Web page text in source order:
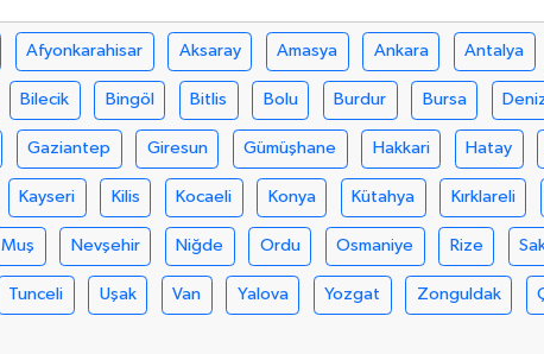
Afyonkarahisar Aksaray Amasya Ankara Antalya
Bilecik Bingöl Bitlis Bolu Burdur Bursa
Gaziantep Giresun Gümüşhane Hakkari Hatay
Kayseri Kilis Kocaeli Konya Kütahya Kırklareli
Muş Nevşehir Niğde Ordu Osmaniye Rize
Tunceli Uşak Van Yalova Yozgat Zonguldak